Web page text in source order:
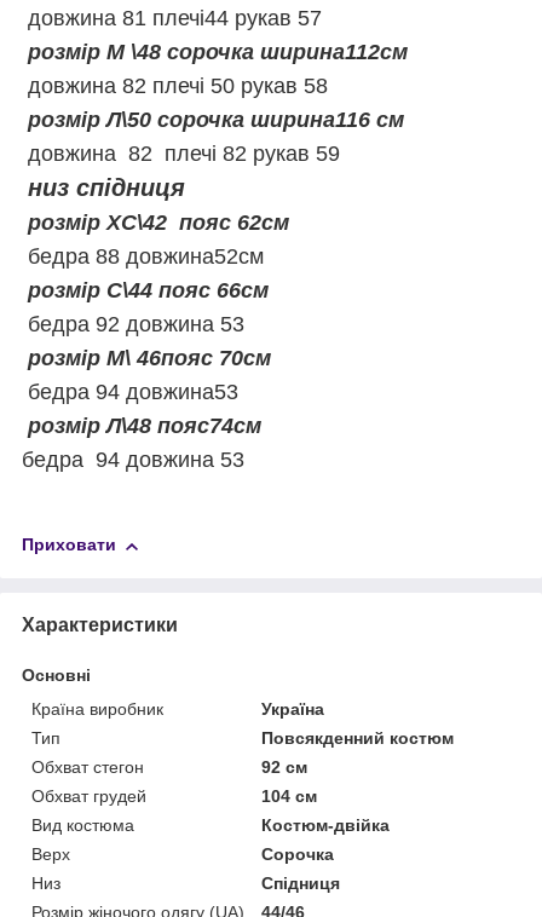
довжина 81 плечі44 рукав 57
розмір М \48 сорочка ширина112см
довжина 82 плечі 50 рукав 58
розмір Л\50 сорочка ширина116 см
довжина 82 плечі 82 рукав 59
низ спідниця
розмір ХС\42 пояс 62см
бедра 88 довжина52см
розмір С\44 пояс 66см
бедра 92 довжина 53
розмір М\ 46пояс 70см
бедра 94 довжина53
розмір Л\48 пояс74см
бедра 94 довжина 53
Приховати
Характеристики
Основні
Країна виробник
Україна
Тип
Повсякденний костюм
Обхват стегон
92 см
Обхват грудей
104 см
Вид костюма
Костюм-двійка
Верх
Сорочка
Низ
Спідниця
Розмір жіночого одягу (UA)
44/46